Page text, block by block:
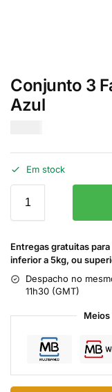
Conjunto 3
Azul
Em stock
Entregas gratuitas
inferior a 5kg, ou
Despacho no
11h30 (GMT)
Meios